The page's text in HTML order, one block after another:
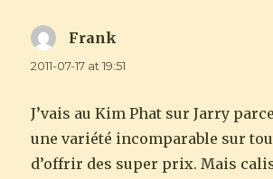
Frank
2011-07-17 at 19:51
J’vais au Kim Phat sur Jarry
une variété incomparable sur
d’offrir des super prix. Mais